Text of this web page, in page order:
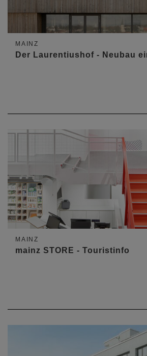
MAINZ
Der Laurentiushof - Neubau
MAINZ
mainz STORE - Touristinfo